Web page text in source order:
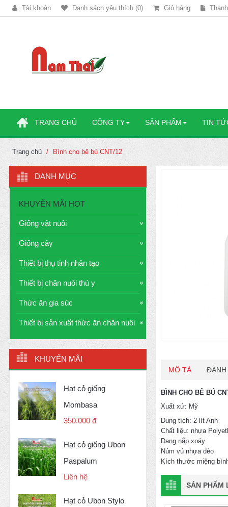
Tài khoản Danh sách yêu thích (0) Giỏ hàng
TRANG CHỦ CÔNG TY SẢN PHẨM TIN
Trang chủ Bình cho bê bú CNT/12
DANH MỤC
KHUYẾN MÃI HOT
Giống vật nuôi
Giống cây
Thiết bị thụ tinh nhân tạo
Thiết bị chăn nuôi thú y
Thức ăn gia súc
Thiết bị sản xuất thức ăn chăn nuôi
KHUYẾN MÃI
Hạt cỏ giống
Mombasa
350.000 đ
Hạt cỏ giống Ubon
Paspalum
Liên hệ
Hạt cỏ Ubon Stylo
MÔ TẢ ĐÁNH
BÌNH CHO BÊ BÚ
Xuất xứ: Mỹ
Dung tích: 2 lít Anh
Chất liệu: nhựa
Dạng nắp xoáy
Núm vú nhựa dẻo
Kích thước miệng
SẢN PHẨM